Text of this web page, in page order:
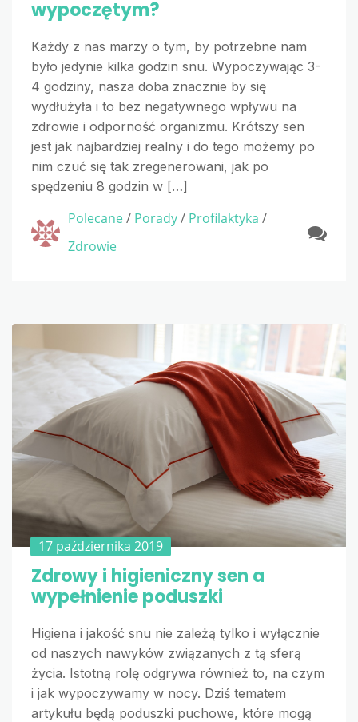
wypoczętym?
Każdy z nas marzy o tym, by potrzebne nam
było jedynie kilka godzin snu. Wypoczywając 3-
4 godziny, nasza doba znacznie by się
wydłużyła i to bez negatywnego wpływu na
zdrowie i odporność organizmu. Krótszy sen
jest jak najbardziej realny i do tego możemy po
nim czuć się tak zregenerowani, jak po
spędzeniu 8 godzin w […]
Polecane/ Porady/ Profilaktyka /
Zdrowie
17 października 2019
Zdrowy i higieniczny sen a
wypełnienie poduszki
Higiena i jakość snu nie zależą tylko i wyłącznie
od naszych nawyków związanych z tą sferą
życia. Istotną rolę odgrywa również to, na czym
i jak wypoczywamy w nocy. Dziś tematem
artykułu będą poduszki puchowe, które mogą